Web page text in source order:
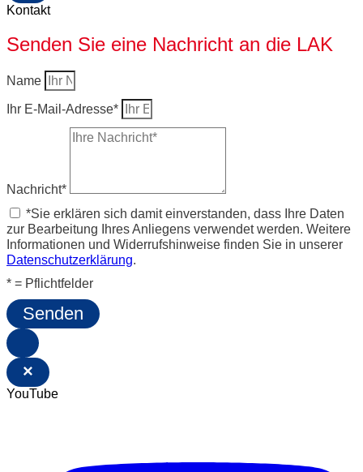
Kontakt
Senden Sie eine Nachricht an die LAK
Name
Ihr E-Mail-Adresse*
Nachricht*
*Sie erklären sich damit einverstanden, dass Ihre Daten
zur Bearbeitung Ihres Anliegens verwendet werden. Weitere
Informationen und Widerrufshinweise finden Sie in unserer
Datenschutzerklärung.
* = Pflichtfelder
Senden
×
YouTube